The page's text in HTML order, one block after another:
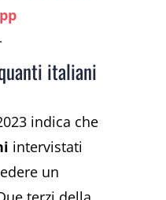
italiani
indica che
intervistati
un